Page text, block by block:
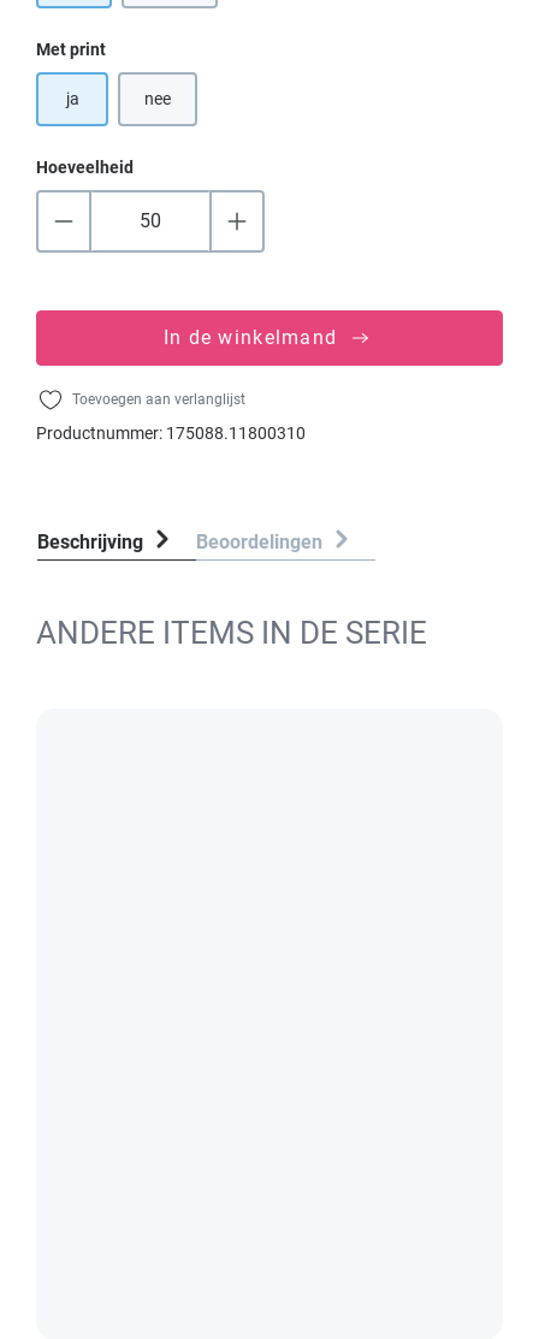
Selecteer
Met print
ja nee
Hoeveelheid
In de winkelmand
Toevoegen aan verlanglijst
Productnummer: 175088.11800310
Beschrijving Beoordelingen
ANDERE ITEMS IN DE SERIE